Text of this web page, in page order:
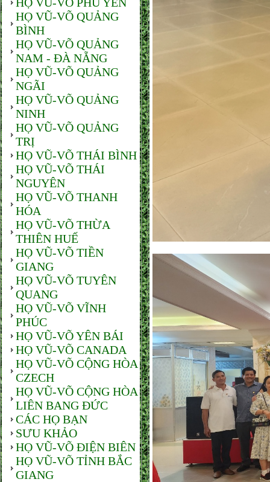
HỌ VŨ-VÕ QUẢNG
BÌNH
HỌ VŨ-VÕ QUẢNG
NAM - ĐÀ NẴNG
HỌ VŨ-VÕ QUẢNG
NGÃI
HỌ VŨ-VÕ QUẢNG
NINH
HỌ VŨ-VÕ QUẢNG
TRỊ
HỌ VŨ-VÕ THÁI BÌNH
HỌ VŨ-VÕ THÁI
NGUYÊN
HỌ VŨ-VÕ THANH
HÓA
HỌ VŨ-VÕ THỪA
THIÊN HUẾ
HỌ VŨ-VÕ TIỀN
GIANG
HỌ VŨ-VÕ TUYÊN
QUANG
HỌ VŨ-VÕ VĨNH
PHÚC
HỌ VŨ-VÕ YÊN BÁI
HỌ VŨ-VÕ CANADA
HỌ VŨ-VÕ CỘNG HÒA
CZECH
HỌ VŨ-VÕ CỘNG HÒA
LIÊN BANG ĐỨC
CÁC HỌ BẠN
SƯU KHẢO
HỌ VŨ-VÕ ĐIỆN BIÊN
HỌ VŨ-VÕ TỈNH BẮC
GIANG